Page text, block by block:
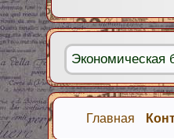
Главная
Экономическая